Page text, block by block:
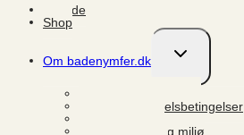
Forside
Shop
Om badenymfer.dk
Skift
undermenu
Salgs- og handelsbetingelser
Leverandører og miljø